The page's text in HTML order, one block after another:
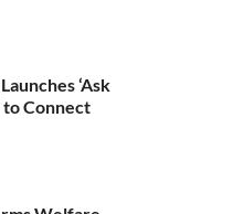
‘Ask
to Connect